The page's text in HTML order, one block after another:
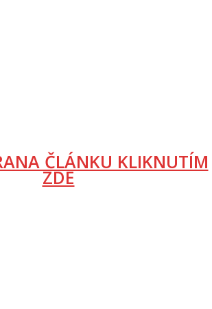
ČLÁNKU KLIKNUTÍM
ZDE